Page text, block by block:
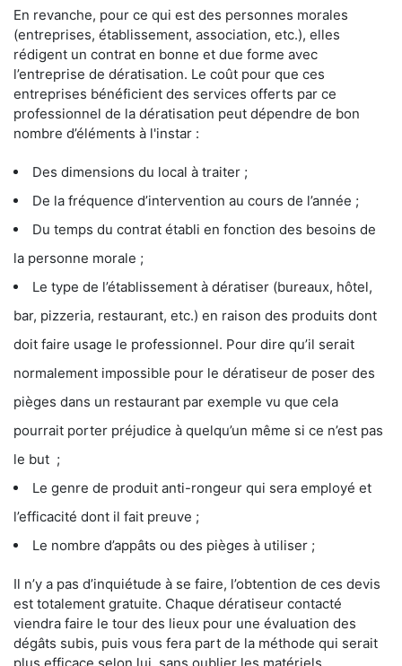
En revanche, pour ce qui est des personnes morales
(entreprises, établissement, association, etc.), elles
rédigent un contrat en bonne et due forme avec
l’entreprise de dératisation. Le coût pour que ces
entreprises bénéficient des services offerts par ce
professionnel de la dératisation peut dépendre de bon
nombre d’éléments à l'instar :
Des dimensions du local à traiter ;
De la fréquence d’intervention au cours de l’année ;
Du temps du contrat établi en fonction des besoins de
la personne morale ;
Le type de l’établissement à dératiser (bureaux, hôtel,
bar, pizzeria, restaurant, etc.) en raison des produits dont
doit faire usage le professionnel. Pour dire qu’il serait
normalement impossible pour le dératiseur de poser des
pièges dans un restaurant par exemple vu que cela
pourrait porter préjudice à quelqu’un même si ce n’est pas
le but ;
Le genre de produit anti-rongeur qui sera employé et
l’efficacité dont il fait preuve ;
Le nombre d’appâts ou des pièges à utiliser ;
Il n’y a pas d’inquiétude à se faire, l’obtention de ces devis
est totalement gratuite. Chaque dératiseur contacté
viendra faire le tour des lieux pour une évaluation des
dégâts subis, puis vous fera part de la méthode qui serait